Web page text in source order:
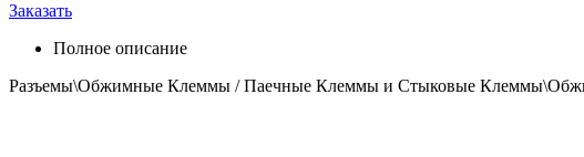
Заказать
Полное описание
Разъемы\Обжимные Клеммы / Паечные Клеммы и Стыковые